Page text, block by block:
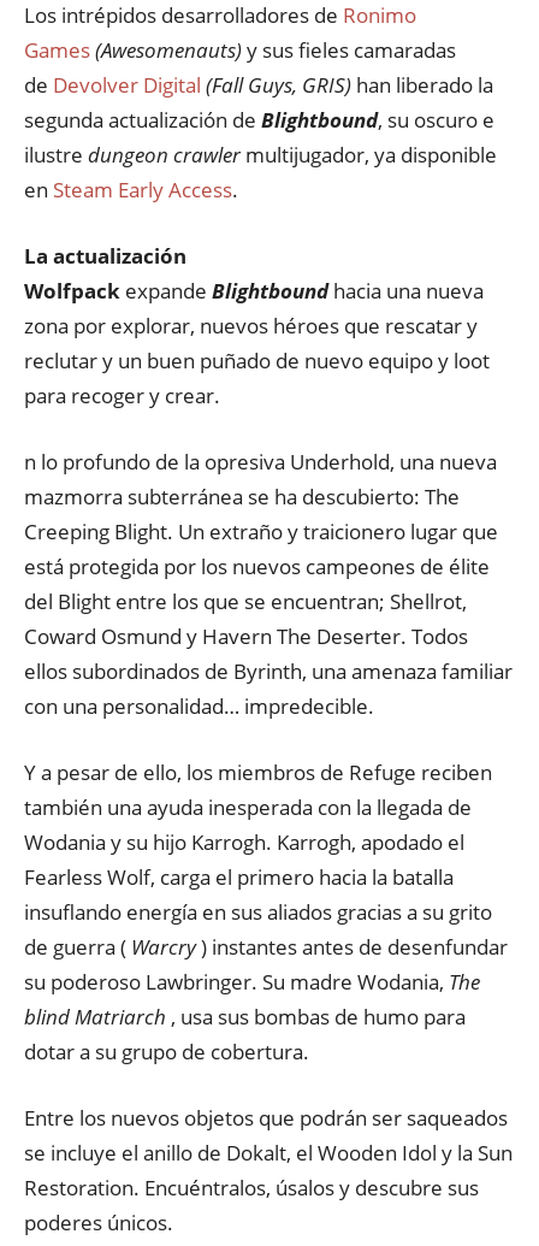
Los intrépidos desarrolladores de Ronimo
Games(Awesomenauts)y sus fieles camaradas
de Devolver Digital (Fall Guys, GRIS) han liberado la
segunda actualización de Blightbound, su oscuro e
ilustre dungeon crawlermultijugador, ya disponible
en Steam Early Access.
La actualización
Wolfpack expande Blightboundhacia una nueva
zona por explorar, nuevos héroes que rescatar y
reclutar y un buen puñado de nuevo equipo y loot
para recoger y crear.
n lo profundo de la opresiva Underhold, una nueva
mazmorra subterránea se ha descubierto: The
Creeping Blight. Un extraño y traicionero lugar que
está protegida por los nuevos campeones de élite
del Blight entre los que se encuentran; Shellrot,
Coward Osmund y Havern The Deserter. Todos
ellos subordinados de Byrinth, una amenaza familiar
con una personalidad… impredecible.
Y a pesar de ello, los miembros de Refuge reciben
también una ayuda inesperada con la llegada de
Wodania y su hijo Karrogh. Karrogh, apodado el
Fearless Wolf, carga el primero hacia la batalla
insuflando energía en sus aliados gracias a su grito
de guerra ( Warcry) instantes antes de desenfundar
su poderoso Lawbringer. Su madre Wodania, The
blind Matriarch , usa sus bombas de humo para
dotar a su grupo de cobertura.
Entre los nuevos objetos que podrán ser saqueados
se incluye el anillo de Dokalt, el Wooden Idol y la Sun
Restoration. Encuéntralos, úsalos y descubre sus
poderes únicos.